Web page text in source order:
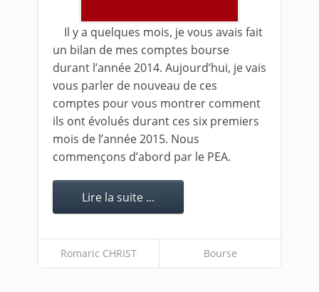
Il y a quelques mois, je vous avais fait
un bilan de mes comptes bourse
durant l’année 2014. Aujourd’hui, je vais
vous parler de nouveau de ces
comptes pour vous montrer comment
ils ont évolués durant ces six premiers
mois de l’année 2015. Nous
commençons d’abord par le PEA.
Lire la suite ...
Romaric CHRIST Bourse